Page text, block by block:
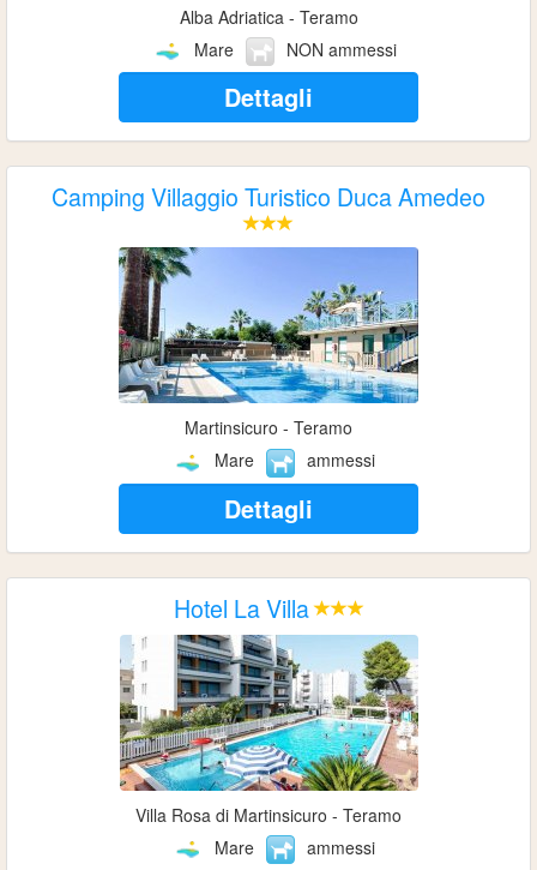
Alba Adriatica - Teramo
Mare
NON ammessi
Dettagli
Camping Villaggio Turistico Duca Amedeo
Martinsicuro - Teramo
Mare
ammessi
Dettagli
Hotel La Villa
Villa Rosa di Martinsicuro - Teramo
Mare
ammessi